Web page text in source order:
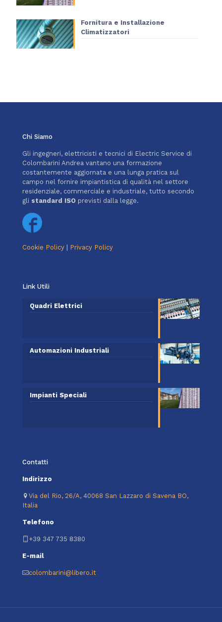
Fornitura e Installazione
Climatizzatori
Chi Siamo
Gli ingegneri, elettricisti e tecnici di Electric Service di
Colombarini Andrea vantano una formazione
costantemente aggiornata e una lunga pratica sul
campo nel fornire impiantistica di qualità nel settore
residenziale, commerciale e industriale, tutto secondo
gli standard ISO previsti dalla legge.
Cookie Policy | Privacy Policy
Link Utili
Quadri Elettrici
Automazioni Industriali
Impianti Speciali
Contatti
Indirizzo
Via del Rio, 26/A, 40068 San Lazzaro di Savena BO,
Italia
Telefono
+39 347 735 8380
E-mail
colombarini@libero.it